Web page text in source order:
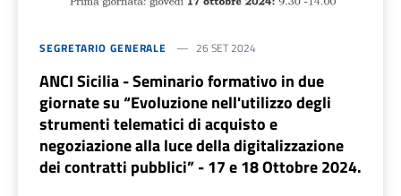
SEGRETARIO GENERALE 26 SET 2024
ANCI Sicilia - Seminario formativo in due
giornate su “Evoluzione nell'utilizzo degli
strumenti telematici di acquisto e
negoziazione alla luce della digitalizzazione
dei contratti pubblici” - 17 e 18 Ottobre 2024.